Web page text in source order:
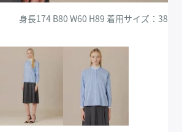
身長174 B80 W60 H89 着用サイズ：38